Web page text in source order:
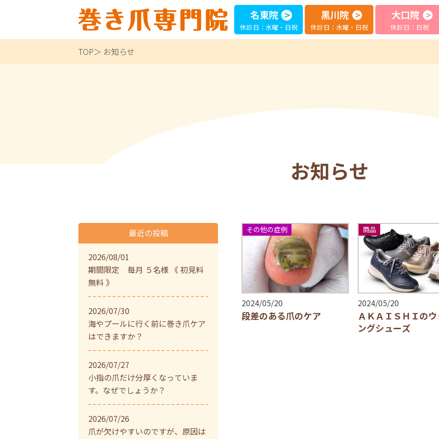
名東院
休診日：水曜・日祝
黒川院
休診日：水曜・日祝
大口院
休診日：日祝
TOP お知らせ
お知らせ
その他の症例
2024/05/20
段差のある爪のケア
商品
2024/05/20
ＡＫＡＩＳＨＩの
ングシューズ
最近の投稿
2026/08/01
期間限定 毎月 ５名様 《 初見料
無料 》
2026/07/30
海やプールに行く前に巻き爪ケア
はできますか？
2026/07/27
小指の爪だけ分厚くなっていま
す。なぜでしょうか？
2026/07/26
爪が欠けやすいのですが、原因は